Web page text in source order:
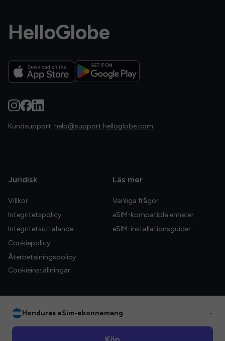
HelloGlobe
Kundsupport: help@support.helloglobe.com
Juridisk
Villkor
Integritetspolicy
Integritetsuttalande
Cookiepolicy
Återbetalningspolicy
Cookieinställningar
Läs mer
Vanliga frågor
eSIM-kompatibla enheter
eSIM-installationsguider
Honduras eSim-abonnemang •